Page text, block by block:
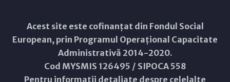
Acest site este cofinanțat din Fondul Social
European, prin Programul Operațional Capacitate
Administrativă 2014-2020.
Cod MYSMIS 126495 / SIPOCA 558
Pentru informații detaliate despre celelalte